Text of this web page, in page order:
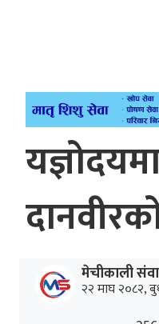
मेचीकाली
२२ माघ २०८२,